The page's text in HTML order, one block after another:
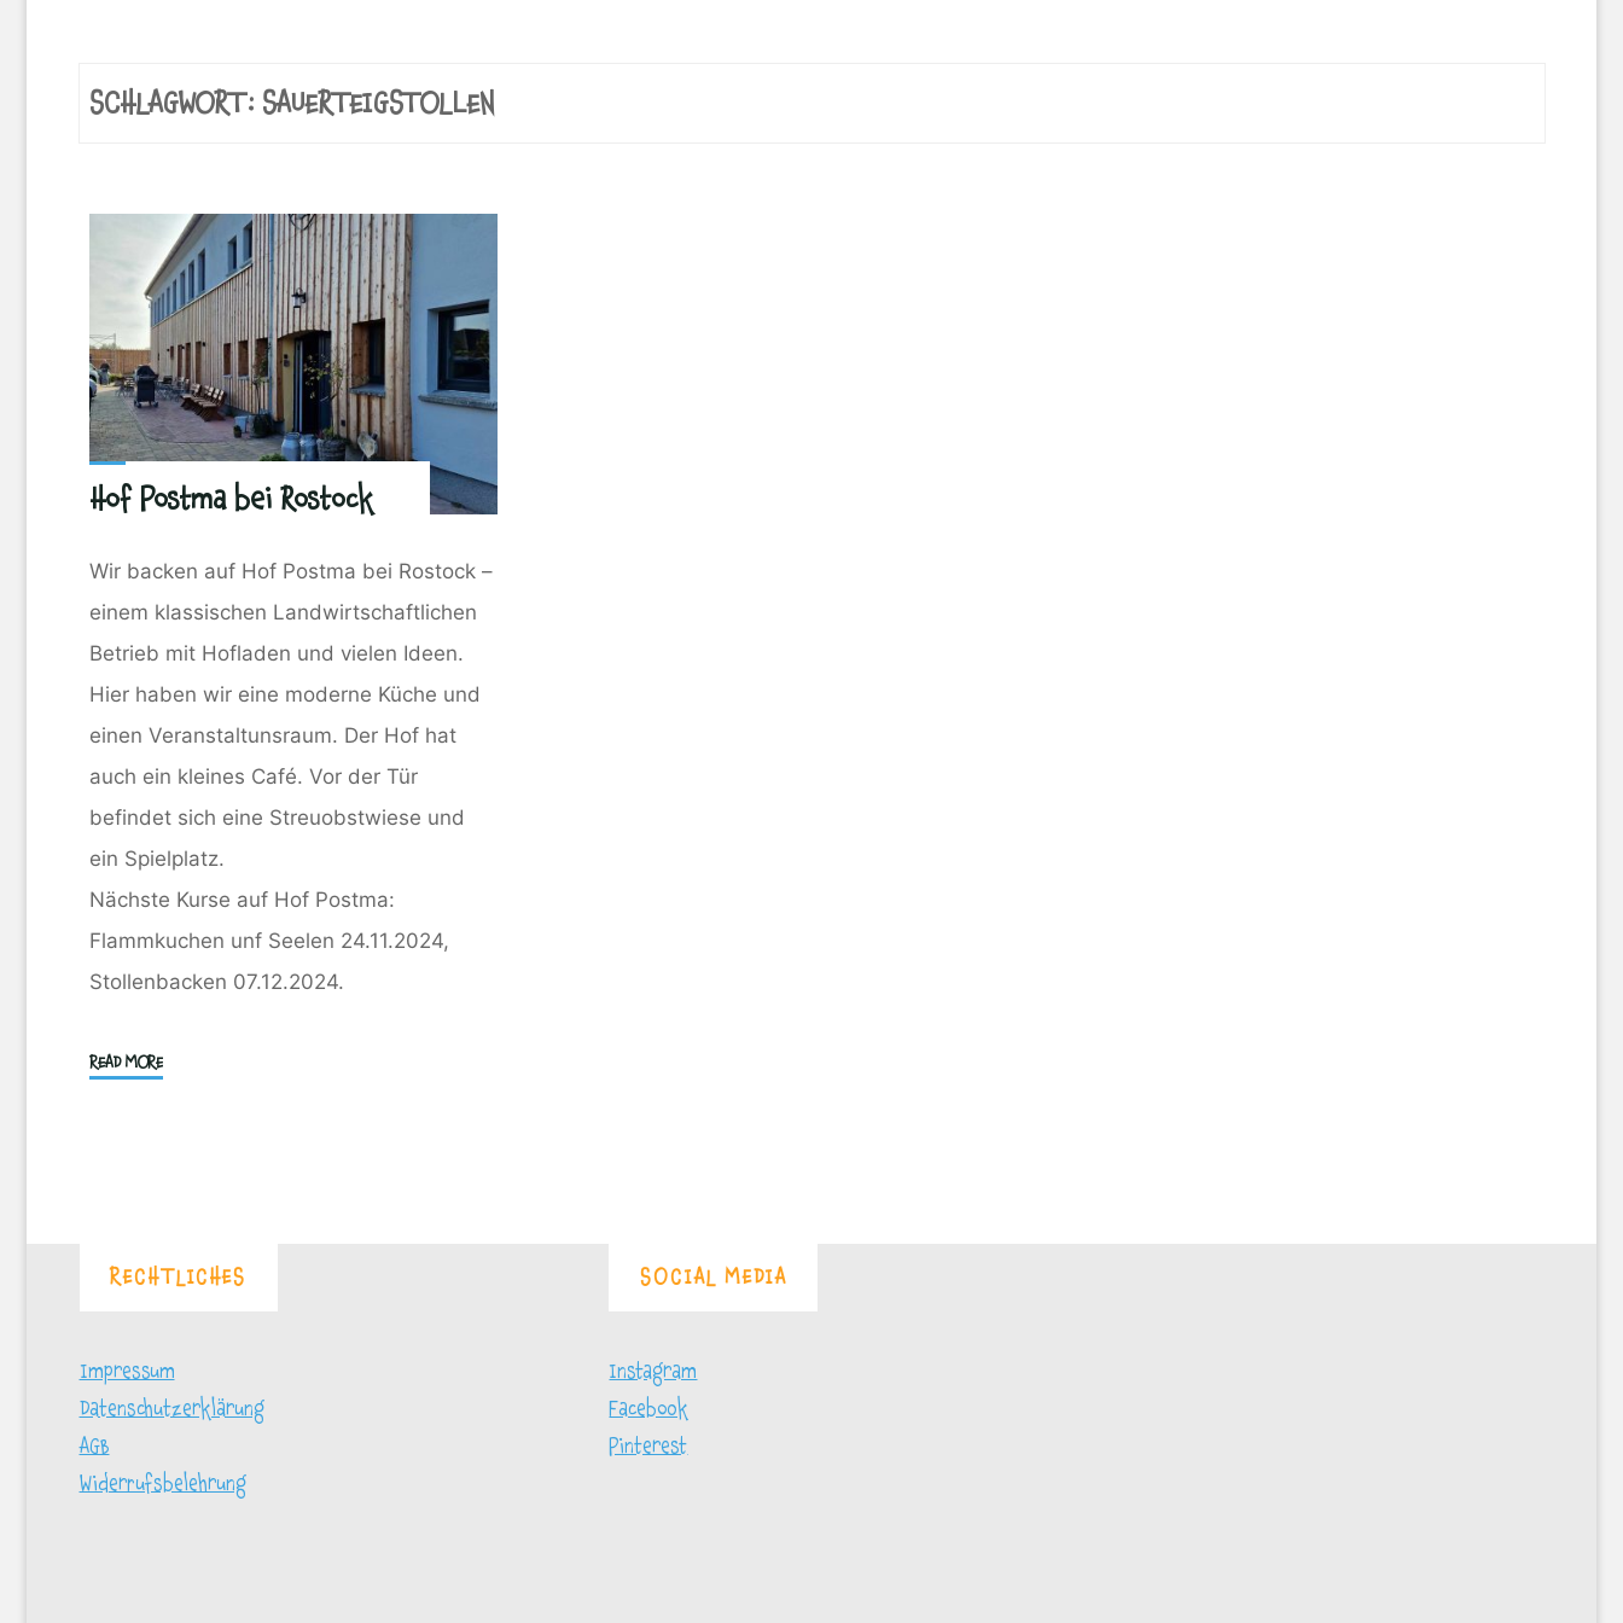
SCHLAGWORT: SAUERTEIGSTOLLEN
Hof Postma bei Rostock
Wir backen auf Hof Postma bei Rostock –
einem klassischen Landwirtschaftlichen
Betrieb mit Hofladen und vielen Ideen.
Hier haben wir eine moderne Küche und
einen Veranstaltunsraum. Der Hof hat
auch ein kleines Café. Vor der Tür
befindet sich eine Streuobstwiese und
ein Spielplatz.
Nächste Kurse auf Hof Postma:
Flammkuchen unf Seelen 24.11.2024,
Stollenbacken 07.12.2024.
READ MORE"Hof
RECHTLICHES
Impressum
Datenschutzerklärung
AGB
Widerrufsbelehrung
SOCIAL MEDIA
Instagram
Facebook
Pinterest